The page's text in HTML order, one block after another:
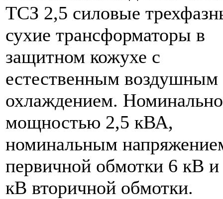
ТСЗ 2,5 силовые
сухие трансформаторы в
защитном кожухе с
естественным воздушным
охлаждением.
мощностью 2,5 кВА,
номинальным
первичной обмотки 6 кВ
кВ вторичной обмотки.